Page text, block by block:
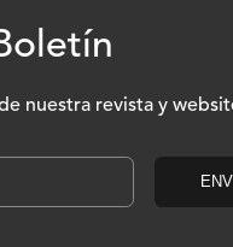
nuestra revista y